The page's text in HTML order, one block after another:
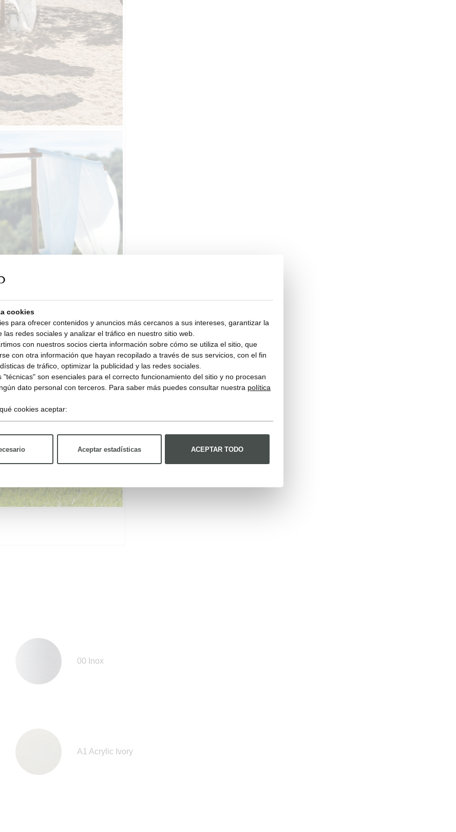
00 Inox
A1 Acrylic Ivory
cookies
para ofrecer contenidos y anuncios más cercanos a sus intereses, garantizar la
las redes sociales y analizar el tráfico en nuestro sitio web.
con nuestros socios cierta información sobre cómo se utiliza el sitio, que
con otra información que hayan recopilado a través de sus servicios, con el fin
de tráfico, optimizar la publicidad y las redes sociales.
"técnicas" son esenciales para el correcto funcionamiento del sitio y no procesan
dato personal con terceros. Para saber más puedes consultar nuestra política
cookies aceptar:
Aceptar estadísticas ACEPTAR TODO